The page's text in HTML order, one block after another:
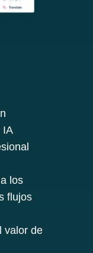
IA
los
flujos
valor de